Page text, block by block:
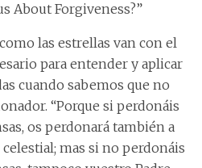
About Forgiveness?”
las estrellas van con el
para entender y aplicar
cuando sabemos que no
“Porque si perdonáis
os perdonará también a
mas si no perdonáis